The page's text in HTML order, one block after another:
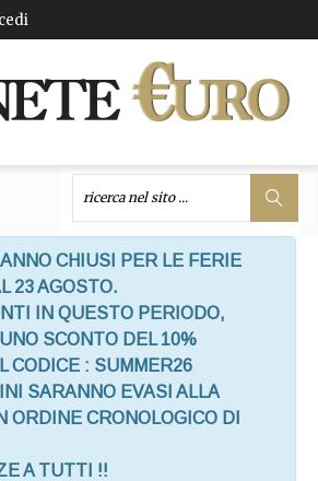
CHIUSI PER LE FERIE
23 AGOSTO.
IN QUESTO PERIODO,
SCONTO DEL 10%
CODICE : SUMMER26
SARANNO EVASI ALLA
ORDINE CRONOLOGICO DI
A TUTTI !!